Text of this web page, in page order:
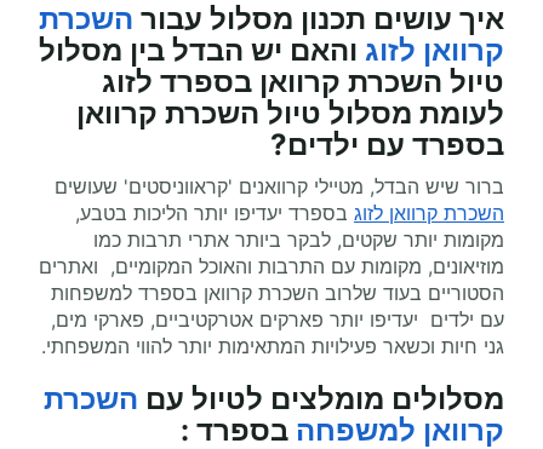
איך עושים תכנון מסלול עבור השכרת
קרוואן לזוג והאם יש הבדל בין מסלול
טיול השכרת קרוואן בספרד לזוג
לעומת מסלול טיול השכרת קרוואן
בספרד עם ילדים?
ברור שיש הבדל, מטיילי קרוואנים 'קראווניסטים' שעושים
השכרת קרוואן לזוג בספרד יעדיפו יותר הליכות בטבע,
מקומות יותר שקטים, לבקר ביותר אתרי תרבות כמו
מוזיאונים, מקומות עם התרבות והאוכל המקומיים, ואתרים
הסטוריים בעוד שלרוב השכרת קרוואן בספרד למשפחות
עם ילדים יעדיפו יותר פארקים אטרקטיביים, פארקי מים,
גני חיות וכשאר פעילויות המתאימות יותר להווי המשפחתי.
מסלולים מומלצים לטיול עם השכרת
קרוואן למשפחה בספרד :